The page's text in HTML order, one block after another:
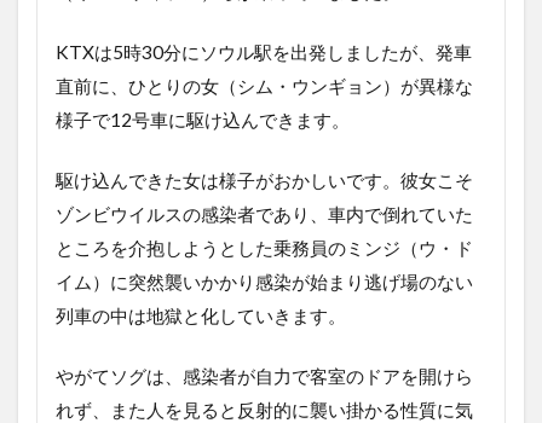
アル
な設
定
3.6
を回
てい
くき
かい
脚本
最
後
KTXは5時30分にソウル駅を出発しましたが、発車
直前に、ひとりの女（シム・ウンギョン）が異様な
様子で12号車に駆け込んできます。
駆け込んできた女は様子がおかしいです。彼女こそ
ゾンビウイルスの感染者であり、車内で倒れていた
ところを介抱しようとした乗務員のミンジ（ウ・ド
イム）に突然襲いかかり感染が始まり逃げ場のない
列車の中は地獄と化していきます。
やがてソグは、感染者が自力で客室のドアを開けら
れず、また人を見ると反射的に襲い掛かる性質に気